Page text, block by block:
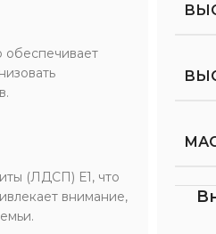
обеспечивает
(ЛДСП) Е1, что
внимание,